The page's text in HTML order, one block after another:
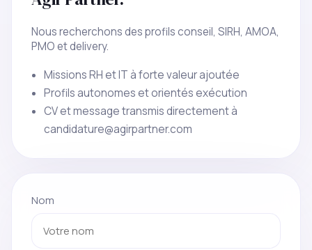
Nous recherchons des profils conseil, SIRH, AMOA,
PMO et delivery.
Missions RH et IT à forte valeur ajoutée
Profils autonomes et orientés exécution
CV et message transmis directement à
candidature@agirpartner.com
Nom